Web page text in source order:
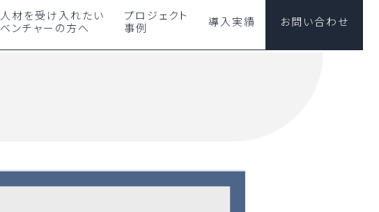
人材を受け入れたい
ベンチャーの方へ
プロジェクト
事例
導入実績 お問い合わせ